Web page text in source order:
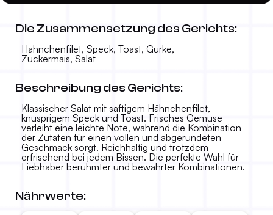
Caesar-Salat
Die Zusammensetzung des Gerichts:
Hähnchenfilet, Speck, Toast, Gurke,
Zuckermais, Salat
Beschreibung des Gerichts:
Klassischer Salat mit saftigem Hähnchenfilet,
knusprigem Speck und Toast. Frisches Gemüse
verleiht eine leichte Note, während die Kombination
der Zutaten für einen vollen und abgerundeten
Geschmack sorgt. Reichhaltig und trotzdem
erfrischend bei jedem Bissen. Die perfekte Wahl für
Liebhaber berühmter und bewährter Kombinationen.
Nährwerte: